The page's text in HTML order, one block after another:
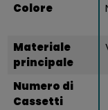
Colore
Materiale
principale
Numero di
Cassetti